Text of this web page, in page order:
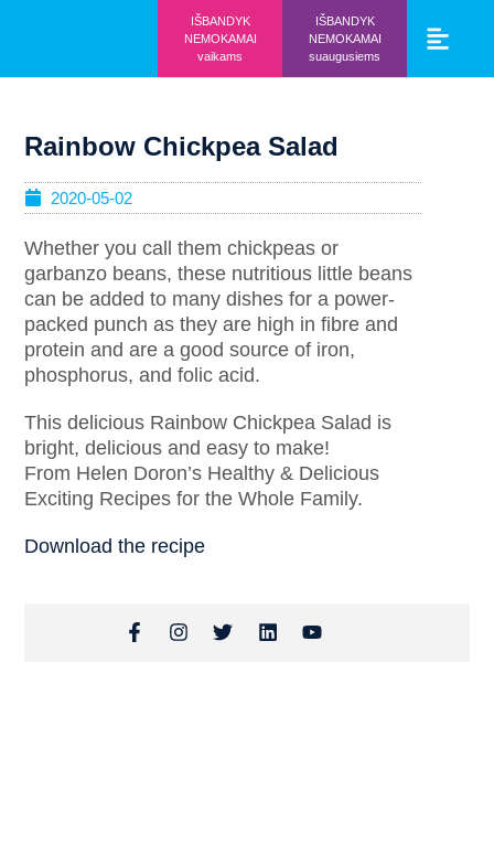
IŠBANDYK
NEMOKAMAI
vaikams
IŠBANDYK
NEMOKAMAI
suaugusiems
Rainbow Chickpea Salad
2020-05-02
Whether you call them chickpeas or
garbanzo beans, these nutritious little beans
can be added to many dishes for a power-
packed punch as they are high in fibre and
protein and are a good source of iron,
phosphorus, and folic acid.
This delicious Rainbow Chickpea Salad is
bright, delicious and easy to make!
From Helen Doron’s Healthy & Delicious
Exciting Recipes for the Whole Family.
Download the recipe